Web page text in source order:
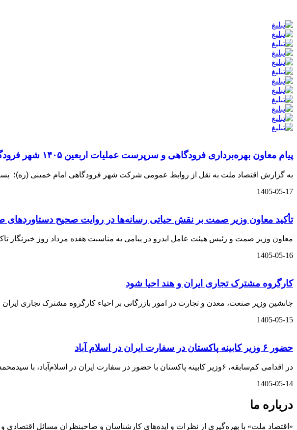
️پیام معاون بهره‌برداری فرودگاهی و سرپرست عملیات اربعین ۱۴۰۵ شهر فرودگاهی امام خمینی(ره) به مناسبت پایان موفقیت‌آمیز عملیات پروازی اربعین
به گزارش اقتصاد ملت به نقل از روابط عمومی شرکت شهر فرودگاهی امام خمینی (ره)؛
1405-05-17
تأکید معاون وزیر صمت بر نقش حیاتی رسانه‌ها در روایت صحیح دستاوردهای
معاون وزیر صمت و رئیس هیئت عامل ایدرو در پیامی به مناسبت هفده مرداد روز خبرنگار
1405-05-16
کارگروه مشترک تجاری ایران و هند احیا شود
جانشین وزیر صنعت، معدن و تجارت در امور بازرگانی بر احیاء کارگروه مشترک تجاری
1405-05-15
حضور ۶ وزیر کابینه پاکستان در سفارت ایران در اسلام آباد
در اقدامی کم‌سابقه، ۶وزیر کابینه پاکستان با حضور در سفارت ایران در اسلام‌آباد، با سیدمحمد اتابک وزیر صنعت، معدن و تجارت دیدار و گفت‌وگو کردند.
1405-05-14
درباره ما
«اقتصاد ملت» با بهره‌گیری از نظرات و ایده‌های کارشناسان و صاحبنظران مسائل اقتصادی